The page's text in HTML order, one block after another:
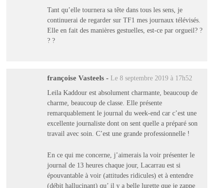
Tant qu’elle tournera sa tête dans tous les sens, je
continuerai de regarder sur TF1 mes journaux télévisés.
Elle en fait des manières gestuelles, est-ce par orgueil? ?
? ?
françoise Vasteels - Le 8 septembre 2019 à 17h52
Leila Kaddour est absolument charmante, beaucoup de
charme, beaucoup de classe. Elle présente
remarquablement le journal du week-end car c’est une
excellente journaliste dont on sent quelle a préparé son
travail avec soin. C’est une grande professionnelle !
En ce qui me concerne, j’aimerais la voir présenter le
journal de 13 heures chaque jour, Lacarrau est si
épouvantable à voir (attitudes ridicules) et à entendre
(débit hallucinant) qu’ il y a belle lurette que je zappe